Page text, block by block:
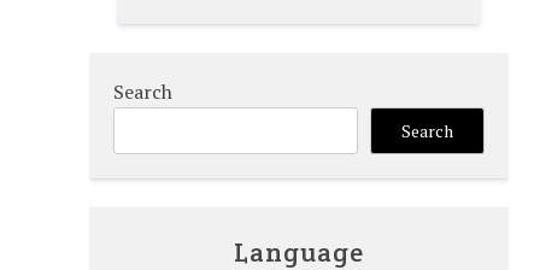
Search
Search
Language